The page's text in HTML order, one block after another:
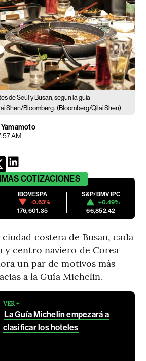
de Seúl y Busan, según la guía
Shen/Bloomberg. (Bloomberg/Qilai Shen)
AM
COTIZACIONES
IBOVESPA
-0.63%
176,601.35
S&P/BMV IPC
+0.49%
66,852.42
costera de Busan, cada
y centro naviero de Corea
un par de motivos más
a la Guía Michelin.
VER +
La Guía Michelin empezará a
clasificar los hoteles